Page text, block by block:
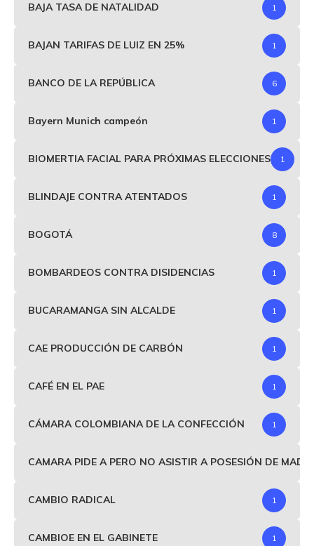
BAJA TASA DE NATALIDAD 1
BAJAN TARIFAS DE LUIZ EN 25% 1
BANCO DE LA REPÚBLICA 6
Bayern Munich campeón 1
BIOMERTIA FACIAL PARA PRÓXIMAS ELECCIONES 1
BLINDAJE CONTRA ATENTADOS 1
BOGOTÁ 8
BOMBARDEOS CONTRA DISIDENCIAS 1
BUCARAMANGA SIN ALCALDE 1
CAE PRODUCCIÓN DE CARBÓN 1
CAFÉ EN EL PAE 1
CÁMARA COLOMBIANA DE LA CONFECCIÓN 1
CAMARA PIDE A PERO NO ASISTIR A POSESIÓN DE
CAMBIO RADICAL 1
CAMBIOE EN EL GABINETE 1